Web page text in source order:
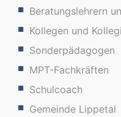
Beratungslehrern
Kollegen und
Sonderpädagogen
MPT-Fachkräften
Schulcoach
Gemeinde Lippetal